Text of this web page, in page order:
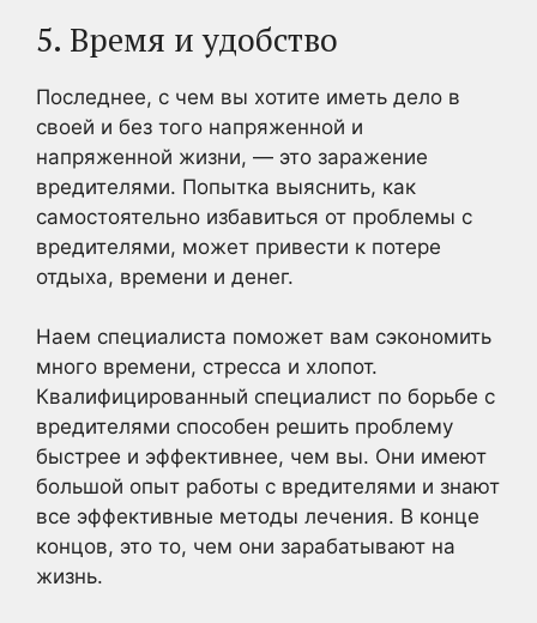
5. Время и удобство
Последнее, с чем вы хотите иметь дело в
своей и без того напряженной и
напряженной жизни, — это заражение
вредителями. Попытка выяснить, как
самостоятельно избавиться от проблемы с
вредителями, может привести к потере
отдыха, времени и денег.
Наем специалиста поможет вам сэкономить
много времени, стресса и хлопот.
Квалифицированный специалист по борьбе с
вредителями способен решить проблему
быстрее и эффективнее, чем вы. Они имеют
большой опыт работы с вредителями и знают
все эффективные методы лечения. В конце
концов, это то, чем они зарабатывают на
жизнь.